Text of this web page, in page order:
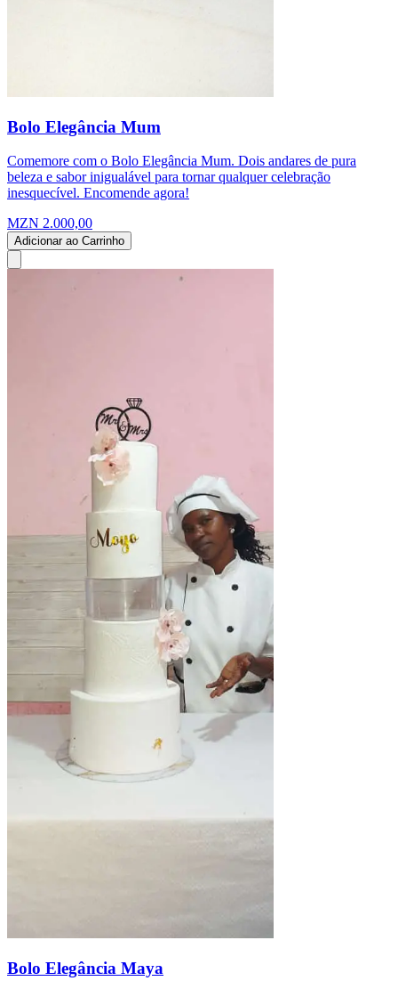
Bolo Elegância Mum
Comemore com o Bolo Elegância Mum. Dois andares de pura
beleza e sabor inigualável para tornar qualquer celebração
inesquecível. Encomende agora!
MZN 2.000,00
Adicionar ao Carrinho
Bolo Elegância Maya